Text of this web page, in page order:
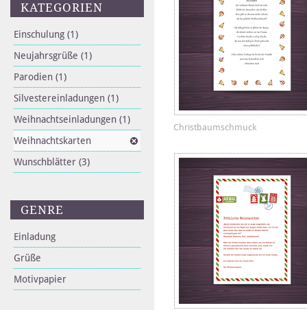
KATEGORIEN
Einschulung (1)
Neujahrsgrüße (1)
Parodien (1)
Silvestereinladungen (1)
Weihnachtseinladungen (1)
Weihnachtskarten
Wunschblätter (3)
GENRE
Einladung
Grüße
Motivpapier
Christbaumschmuck